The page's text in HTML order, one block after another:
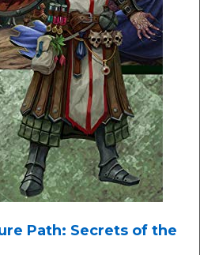
Path: Secrets of the